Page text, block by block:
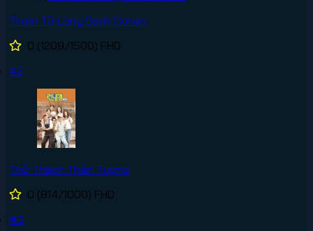
Thám Tử Lừng Danh Conan
0 (1209/1500) FHD
#2
Thử Thách Thần Tượng
0 (814/1000) FHD
#3